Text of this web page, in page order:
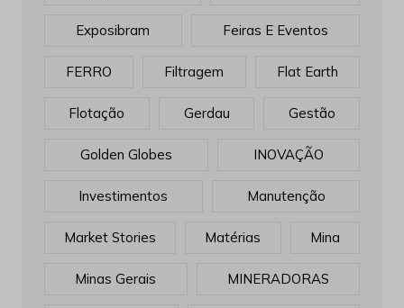
Exposibram Feiras E Eventos
FERRO Filtragem Flat Earth
Flotação Gerdau Gestão
Golden Globes INOVAÇÃO
Investimentos Manutenção
Market Stories Matérias Mina
Minas Gerais MINERADORAS